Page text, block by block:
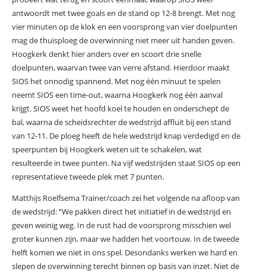
antwoordt met twee goals en de stand op 12-8 brengt. Met nog
vier minuten op de klok en een voorsprong van vier doelpunten
mag de thuisploeg de overwinning niet meer uit handen geven.
Hoogkerk denkt hier anders over en scoort drie snelle
doelpunten, waarvan twee van verre afstand. Hierdoor maakt
SIOS het onnodig spannend. Met nog één minuut te spelen
neemt SIOS een time-out, waarna Hoogkerk nog één aanval
krijgt. SIOS weet het hoofd koel te houden en onderschept de
bal, waarna de scheidsrechter de wedstrijd affluit bij een stand
van 12-11. De ploeg heeft de hele wedstrijd knap verdedigd en de
speerpunten bij Hoogkerk weten uit te schakelen, wat
resulteerde in twee punten. Na vijf wedstrijden staat SIOS op een
representatieve tweede plek met 7 punten.
Matthijs Roelfsema Trainer/coach zei het volgende na afloop van
de wedstrijd: “We pakken direct het initiatief in de wedstrijd en
geven weinig weg. In de rust had de voorsprong misschien wel
groter kunnen zijn, maar we hadden het voortouw. In de tweede
helft komen we niet in ons spel. Desondanks werken we hard en
slepen de overwinning terecht binnen op basis van inzet. Niet de